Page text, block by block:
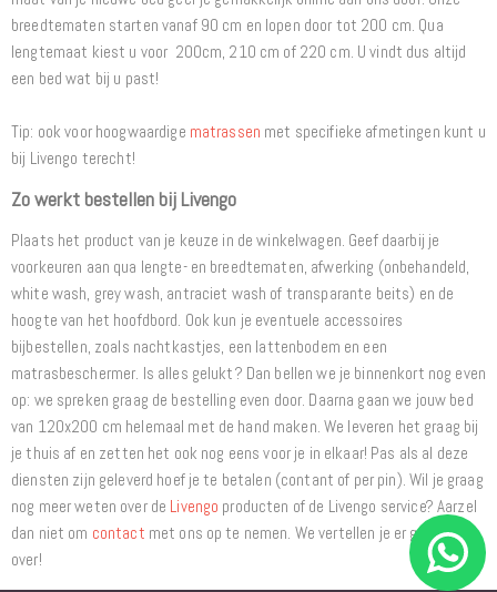
breedtematen starten vanaf 90 cm en lopen door tot 200 cm. Qua
lengtemaat kiest u voor 200cm, 210 cm of 220 cm. U vindt dus altijd
een bed wat bij u past!
Tip: ook voor hoogwaardige matrassen met specifieke afmetingen kunt u
bij Livengo terecht!
Zo werkt bestellen bij Livengo
Plaats het product van je keuze in de winkelwagen. Geef daarbij je
voorkeuren aan qua lengte- en breedtematen, afwerking (onbehandeld,
white wash, grey wash, antraciet wash of transparante beits) en de
hoogte van het hoofdbord. Ook kun je eventuele accessoires
bijbestellen, zoals nachtkastjes, een lattenbodem en een
matrasbeschermer. Is alles gelukt? Dan bellen we je binnenkort nog even
op: we spreken graag de bestelling even door. Daarna gaan we jouw bed
van 120x200 cm helemaal met de hand maken. We leveren het graag bij
je thuis af en zetten het ook nog eens voor je in elkaar! Pas als al deze
diensten zijn geleverd hoef je te betalen (contant of per pin). Wil je graag
nog meer weten over de Livengo producten of de Livengo service? Aarzel
dan niet om contact met ons op te nemen. We vertellen je er graag alles
over!